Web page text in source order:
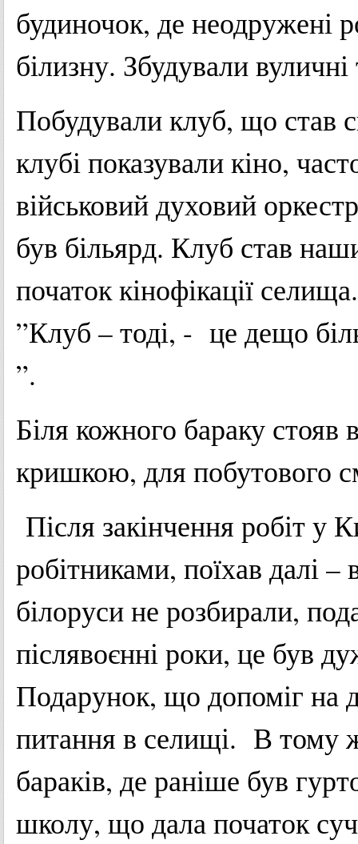
будиночок, де неодружені
білизну. Збудували
Побудували клуб, що став
клубі показували кіно,
військовий духовий
був більярд. Клуб став
початок кінофікації
”Клуб – тоді, - це дещо
”.
Біля кожного бараку
кришкою, для побутового
Після закінчення робіт у
робітниками, поїхав далі
білоруси не розбирали,
післявоєнні роки, це був
Подарунок, що допоміг на
питання в селищі. В тому
бараків, де раніше був
школу, що дала початок